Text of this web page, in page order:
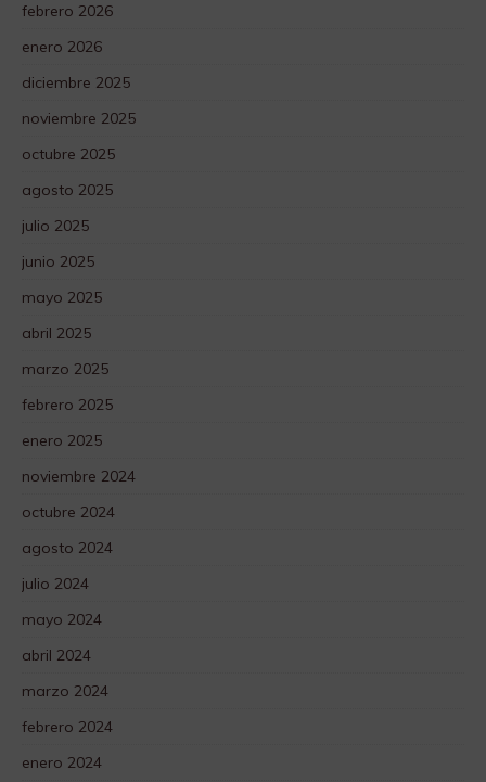
febrero 2026
enero 2026
diciembre 2025
noviembre 2025
octubre 2025
agosto 2025
julio 2025
junio 2025
mayo 2025
abril 2025
marzo 2025
febrero 2025
enero 2025
noviembre 2024
octubre 2024
agosto 2024
julio 2024
mayo 2024
abril 2024
marzo 2024
febrero 2024
enero 2024